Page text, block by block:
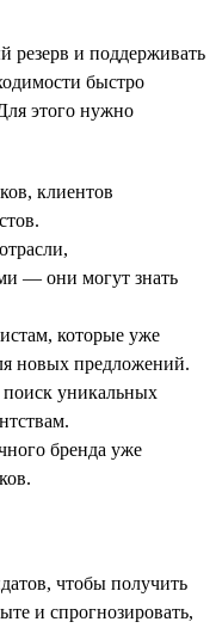
резерв и поддерживать
быстро
этого нужно
клиентов
— они могут знать
которые уже
новых предложений.
поиск уникальных
бренда уже
чтобы получить
и спрогнозировать,